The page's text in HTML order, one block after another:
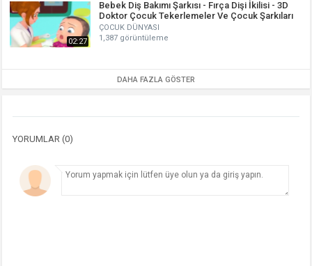
02:27
Bebek Diş Bakımı Şarkısı - Fırça Dişi İkilisi - 3D
Doktor Çocuk Tekerlemeler Ve Çocuk Şarkıları
ÇOCUK DÜNYASI
1,387 görüntüleme
DAHA FAZLA GÖSTER
YORUMLAR (0)